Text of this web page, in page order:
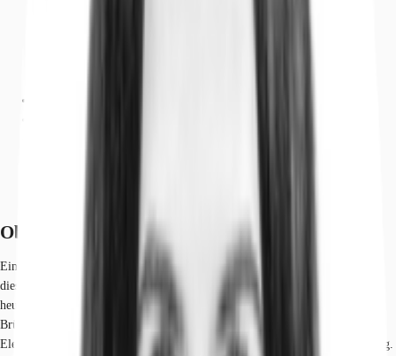
Objekt
Ein denkmalgeschützter Gebäudekomplex, der als erstes Industrieareal an
dieser Stelle eine bedeutende Stätte der industriellen Revolution war, bildet
heute einen modernen Bürostandort. Seine Geschichte begann 1893, als die
Brüder Naglo hier eine Telegraphenanstalt als Pionierunternehmen der
Elektroindustrie errichteten, die 1903 in die Siemens-Schuckertwerke aufging.